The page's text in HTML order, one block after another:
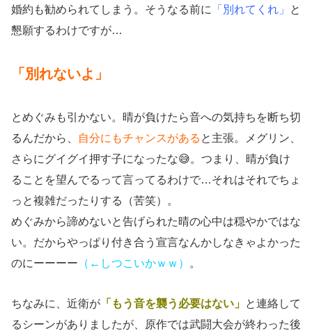
婚約も勧められてしまう。そうなる前に
「別れてくれ」
と
懇願するわけですが…
「別れないよ」
とめぐみも引かない。晴が負けたら音への気持ちを断ち切
るんだから、
自分にもチャンスがある と主張。メグリン、
さらにグイグイ押す子になったな😅。つまり、晴が負け
ることを望んでるって言ってるわけで…それはそれでちょ
っと複雑だったりする（苦笑）。
めぐみから諦めないと告げられた晴の心中は穏やかではな
い。だからやっぱり付き合う宣言なんかしなきゃよかった
のにーーーー （←しつこいかｗｗ） 。
ちなみに、近衛が 「もう音を襲う必要はない」 と連絡して
るシーンがありましたが、原作では武闘大会が終わった後